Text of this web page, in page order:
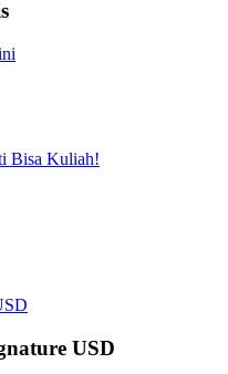
Bisa Kuliah!
USD